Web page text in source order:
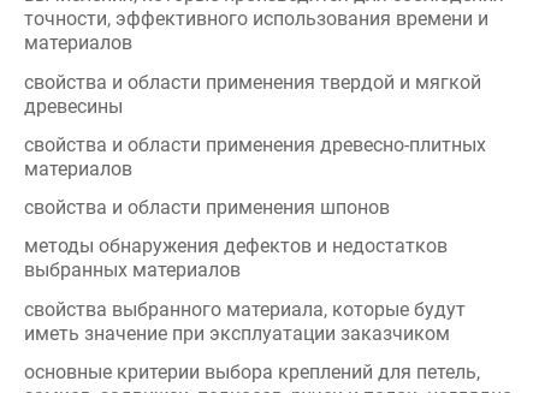
свойства и области применения твердой и мягкой
древесины
свойства и области применения древесно-плитных
материалов
свойства и области применения шпонов
методы обнаружения дефектов и недостатков
выбранных материалов
свойства выбранного материала, которые будут
иметь значение при эксплуатации заказчиком
основные критерии выбора креплений для петель,
замков, задвижек, подкосов, ручек и полок. наглядно
представлять проект целиком для выявления и
устранения затруднений